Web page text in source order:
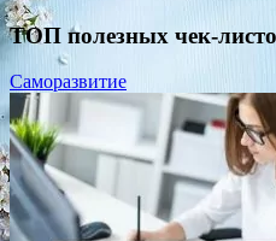
ТОП полезных чек-
Саморазвитие